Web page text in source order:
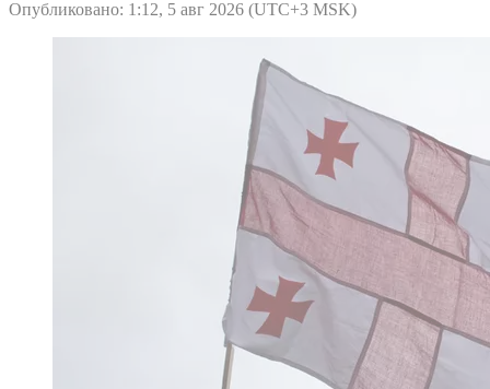
Опубликовано: 1:12, 5 авг 2026 (UTC+3 MSK)